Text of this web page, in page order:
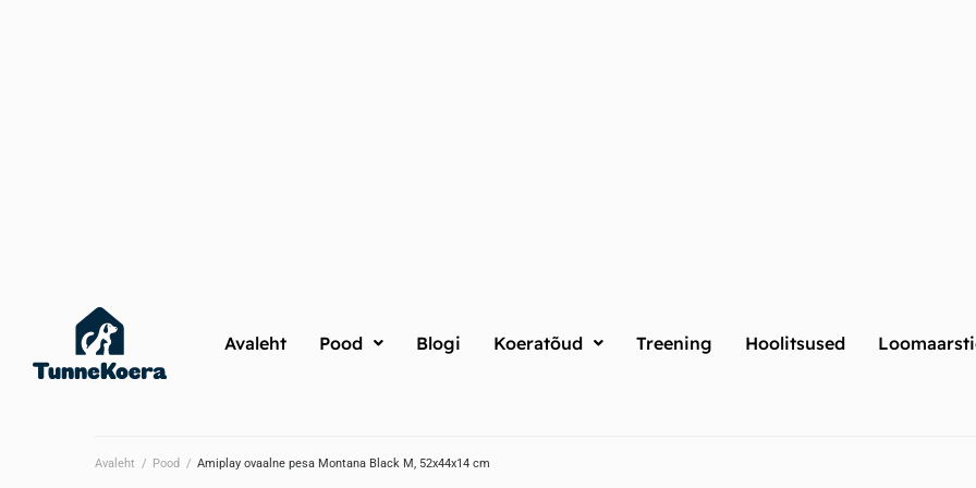
Avaleht Pood Blogi Koeratõud Treening Hoolitsused
Avaleht / Pood / Amiplay ovaalne pesa Montana Black M, 52x44x14 cm